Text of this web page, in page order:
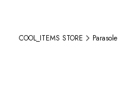
COOL_ITEMS STORE Parasole